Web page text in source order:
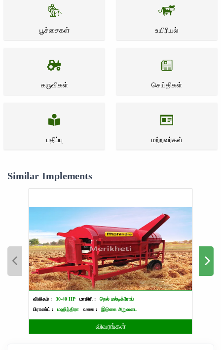
பூச்சைகள் உயிரியல்
கருவிகள் செய்திகள்
பதிப்பு மற்றவர்கள்
Similar Implements
விகிதம் : 30-40 HP மாதிரி :
நெல் மல்டிக்ரோப்
பிராண்ட் :
மஹிந்திரா வகை : இடுகை அறுவடை
விவரங்கள்